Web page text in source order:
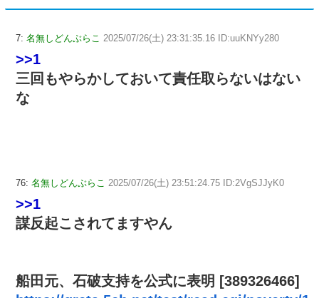
7: 名無しどんぶらこ 2025/07/26(土) 23:31:35.16 ID:uuKNYy280
>>1
三回もやらかしておいて責任取らないはない
な
76: 名無しどんぶらこ 2025/07/26(土) 23:51:24.75 ID:2VgSJJyK0
>>1
謀反起こされてますやん
船田元、石破支持を公式に表明 [389326466]